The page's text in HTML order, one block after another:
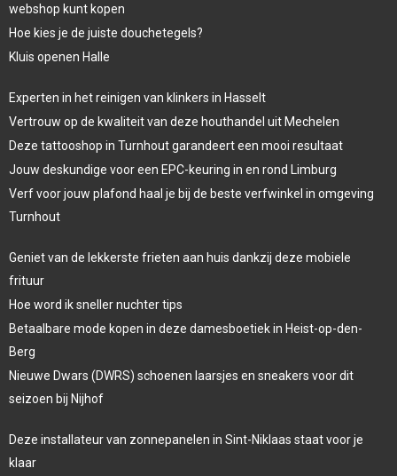
webshop kunt kopen
Hoe kies je de juiste douchetegels?
Kluis openen Halle
Experten in het reinigen van klinkers in Hasselt
Vertrouw op de kwaliteit van deze houthandel uit Mechelen
Deze tattooshop in Turnhout garandeert een mooi resultaat
Jouw deskundige voor een EPC-keuring in en rond Limburg
Verf voor jouw plafond haal je bij de beste verfwinkel in omgeving
Turnhout
Geniet van de lekkerste frieten aan huis dankzij deze mobiele
frituur
Hoe word ik sneller nuchter tips
Betaalbare mode kopen in deze damesboetiek in Heist-op-den-
Berg
Nieuwe Dwars (DWRS) schoenen laarsjes en sneakers voor dit
seizoen bij Nijhof
Deze installateur van zonnepanelen in Sint-Niklaas staat voor je
klaar